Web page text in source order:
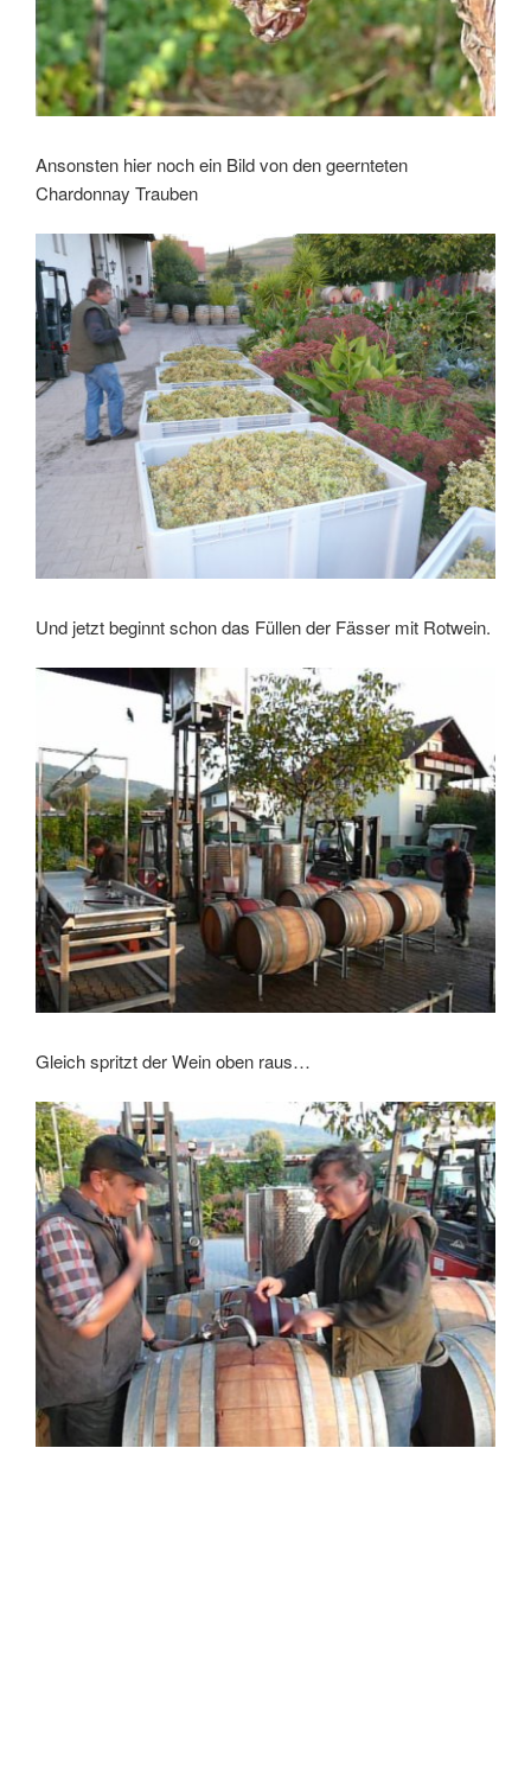
Ansonsten hier noch ein Bild von den geernteten
Chardonnay Trauben
Und jetzt beginnt schon das Füllen der Fässer mit Rotwein.
Gleich spritzt der Wein oben raus…